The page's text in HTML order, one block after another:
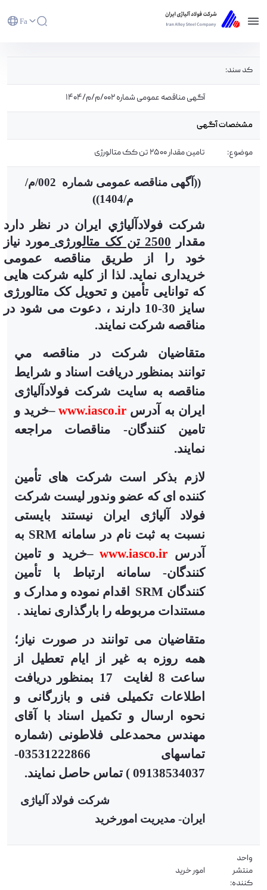
Fa
کد سند:
آگهی مناقصه عمومی شماره 002/م/م/1404
مشخصات آگهی
موضوع: تامین مقدار 2500 تن کک متالورژی
((آگهی مناقصه عمومی شماره 002/م/
م/1404))
شركت فولادآلياژي ايران در نظر دارد
مقدار 2500 تن کک متالورژی
مورد نیاز
خود را از طریق مناقصه عمومی
خریداری نماید. لذا از کلیه شرکت هایی
که توانایی تأمین و تحویل کک متالورژی
سایز 30-10 دار
ند، دعوت می شود در
مناقصه شرکت نمایند.
متقاضيان شركت در مناقصه مي
توانند بمنظور دریافت اسناد و شرایط
مناقصه به سایت شرکت فولادآلیاژی
ایران به آدرسwww.iasco.ir
–خرید و
تامین کنندگان- مناقصات مراجعه
نمایند.
لازم بذکر است شرکت های تأمین
کننده ای که عضو وندور لیست شرکت
فولاد آلیاژی ایران نیستند بایستی
نسبت به ثبت نام در سامانه SRM به
آدرسwww.iasco.ir
–خرید و تامین
کنندگان- سامانه ارتباط با تأمین
کنندگان SRM
اقدام نموده و مدارک و
مستندات مربوطه را بارگذاری نمایند .
متقاضیان می توانند در صورت نیاز؛
همه روزه به غیر از ایام تعطیل از
ساعت 8 لغایت 17 بمنظور دریافت
اطلاعات تکمیلی فنی و بازرگانی و
نحوه ارسال و تکمیل اسناد با آقای
مهندس محمدعلی فلاطونی (شماره
تماسهای 03531222866-
09138534037 ) تماس حاصل نمایند.
شرکت فولاد آلیاژی
ایران- مدیریت امورخرید
واحد
منتشر
کننده:
امور خرید